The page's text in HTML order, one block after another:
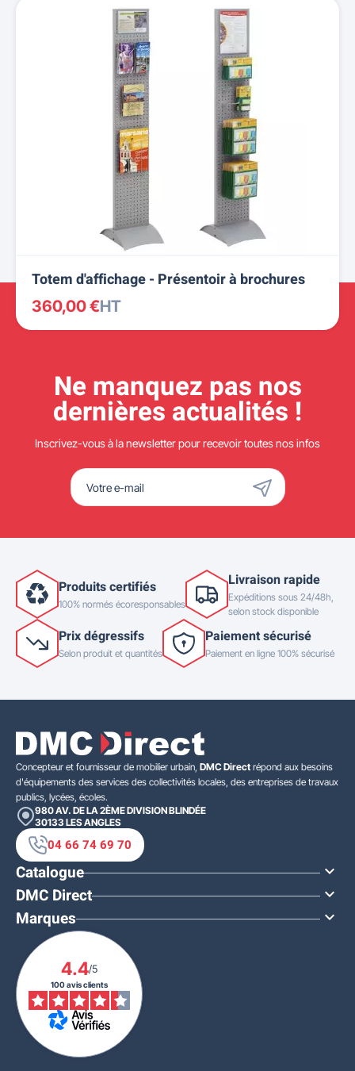
Totem d'affichage - Présentoir à brochures
360,00 €HT
Ne manquez pas nos
dernières actualités !
Inscrivez-vous à la newsletter pour recevoir toutes nos infos
Produits certifiés
100% normés écoresponsables
Livraison rapide
Expéditions sous 24/48h,
selon stock disponible
Prix dégressifs
Selon produit et quantités
Paiement sécurisé
Paiement en ligne 100% sécurisé
Concepteur et fournisseur de mobilier urbain, DMC Direct répond aux besoins
d'équipements des services des collectivités locales, des entreprises de travaux
publics, lycées, écoles.
980 AV. DE LA 2ÈME DIVISION BLINDÉE
30133 LES ANGLES
04 66 74 69 70
Catalogue 
DMC Direct 
Marques 
4.4/5
100 avis clients